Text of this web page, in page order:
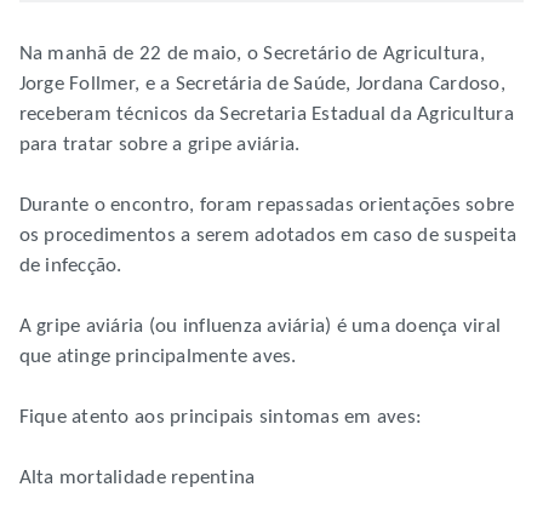
Na manhã de 22 de maio, o Secretário de Agricultura,
Jorge Follmer, e a Secretária de Saúde, Jordana Cardoso,
receberam técnicos da Secretaria Estadual da Agricultura
para tratar sobre a gripe aviária.
Durante o encontro, foram repassadas orientações sobre
os procedimentos a serem adotados em caso de suspeita
de infecção.
A gripe aviária (ou influenza aviária) é uma doença viral
que atinge principalmente aves.
Fique atento aos principais sintomas em aves:
Alta mortalidade repentina